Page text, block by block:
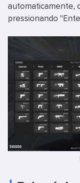
automaticamente,
pressionando